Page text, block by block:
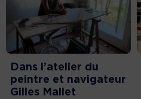
Dans l’atelier du
peintre et navigateur
Gilles Mallet